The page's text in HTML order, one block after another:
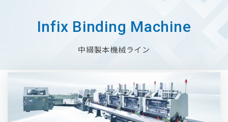
Infix Binding Machine
中綴製本機械ライン